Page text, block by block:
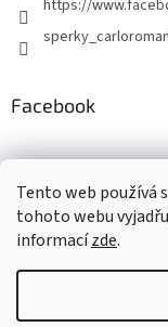
Tento web používá
tohoto webu
informacízde.
https://
Facebook
Instagram